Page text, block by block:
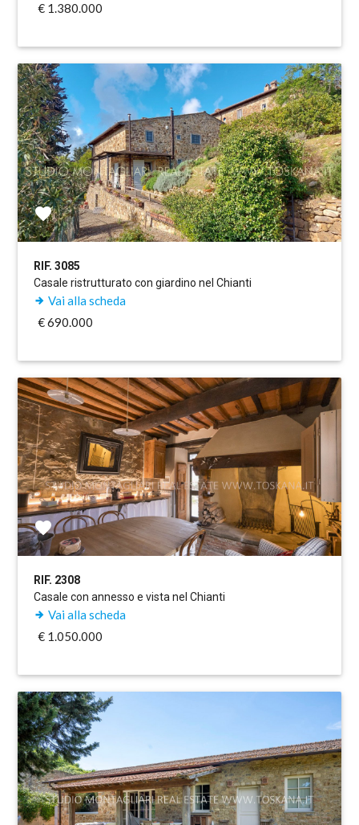
€ 1.380.000
RIF. 3085
Casale ristrutturato con giardino nel Chianti
Vai alla scheda
€ 690.000
RIF. 2308
Casale con annesso e vista nel Chianti
Vai alla scheda
€ 1.050.000